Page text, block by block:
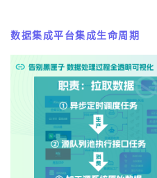
数据集成平台集成生命周期